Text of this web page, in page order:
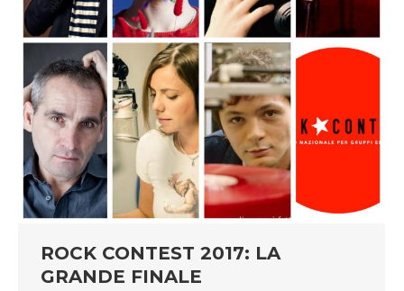
ROCK CONTEST 2017: LA
GRANDE FINALE